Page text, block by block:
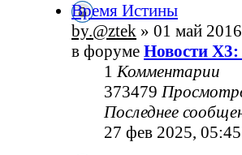
Время Истины
by.@ztek » 01 май
в форуме Новости
1Комментарии
373479
Последнее
27 фев 2025, 05:45